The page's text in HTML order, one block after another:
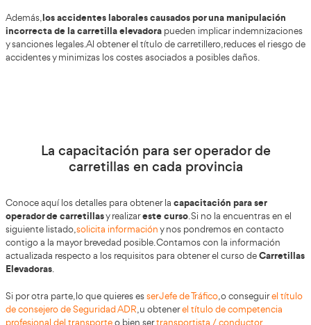
7. ERGONOMÍA EN LA CONDUCCIÓN DE
7.1. La ergonomía y sus objetivos.
7.2. El trabajo con carretillas.
8.2. Normas U.N.E.
Beneficios de obtener este curso
Uno de los principales beneficios de realizar un curso de
países, el uso de estas máquinas está regulado por la ley,
contar con el curso de carretillero es un requisito legal